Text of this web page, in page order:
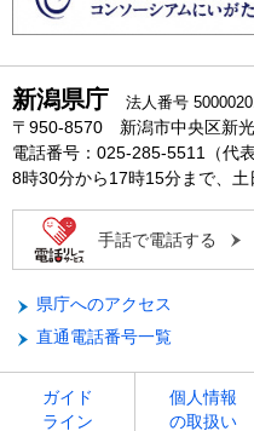
新潟県庁 法人番号
〒950-8570 新潟市中央区新
電話番号：025-285-5511（代表
8時30分から17時15分まで、土
手話で電話する
県庁へのアクセス
直通電話番号一覧
ガイド
ライン
個人情報
の取扱い